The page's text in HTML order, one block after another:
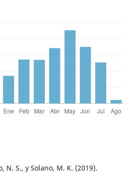
N. S., y Solano, M. K. (2019).